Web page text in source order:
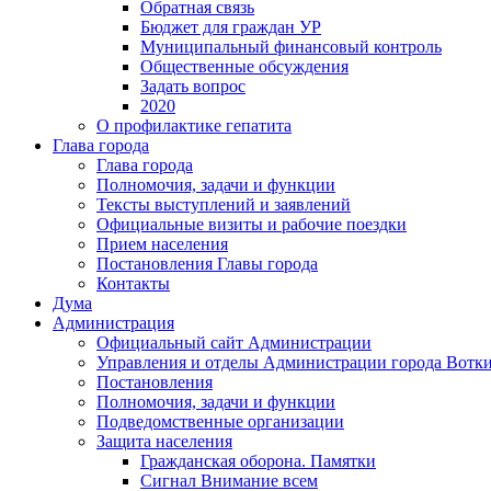
Обратная связь
Бюджет для граждан УР
Муниципальный финансовый контроль
Общественные обсуждения
Задать вопрос
2020
О профилактике гепатита
Глава города
Глава города
Полномочия, задачи и функции
Тексты выступлений и заявлений
Официальные визиты и рабочие поездки
Прием населения
Постановления Главы города
Контакты
Дума
Администрация
Официальный сайт Администрации
Управления и отделы Администрации города
Постановления
Полномочия, задачи и функции
Подведомственные организации
Защита населения
Гражданская оборона. Памятки
Сигнал Внимание всем